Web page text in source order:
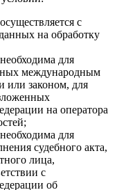
с
на обработку
для
международным
или законом, для
на оператора
для
судебного акта,
лица,
с
об